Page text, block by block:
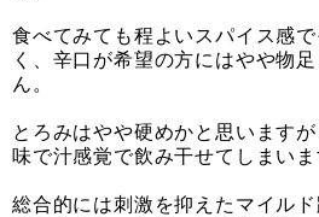
食べてみても程よいスパイス感
く、辛口が希望の方にはやや物
ん。
とろみはやや硬めかと思います
味で汁感覚で飲み干せてしまいま
総合的には刺激を抑えたマイル